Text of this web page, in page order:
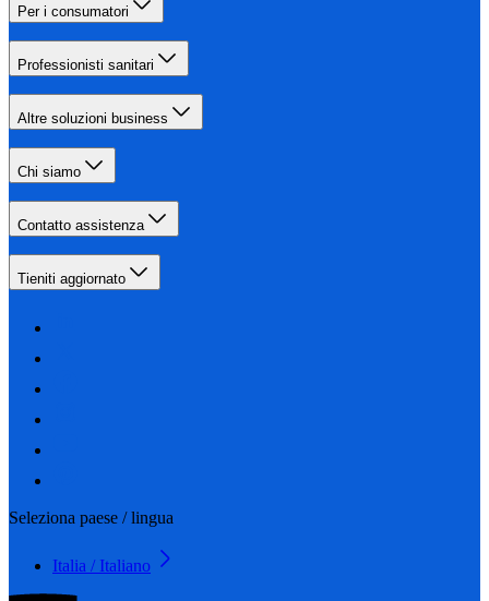
Per i consumatori
Professionisti sanitari
Altre soluzioni business
Chi siamo
Contatto assistenza
Tieniti aggiornato
Seleziona paese / lingua
Italia / Italiano